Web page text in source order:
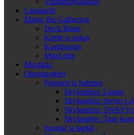
Lautapelit
Magic the Gathering
Deck Boxit
Kortit ja pakat
Korttisuojat
Muut mtg
Musiikki
Oheistuotteet
Figuurit ja hahmot
Skylanders: Giants
Skylanders: Spyro’s
Skylanders: SWAP
Skylanders: Trap
Juomat ja karkit